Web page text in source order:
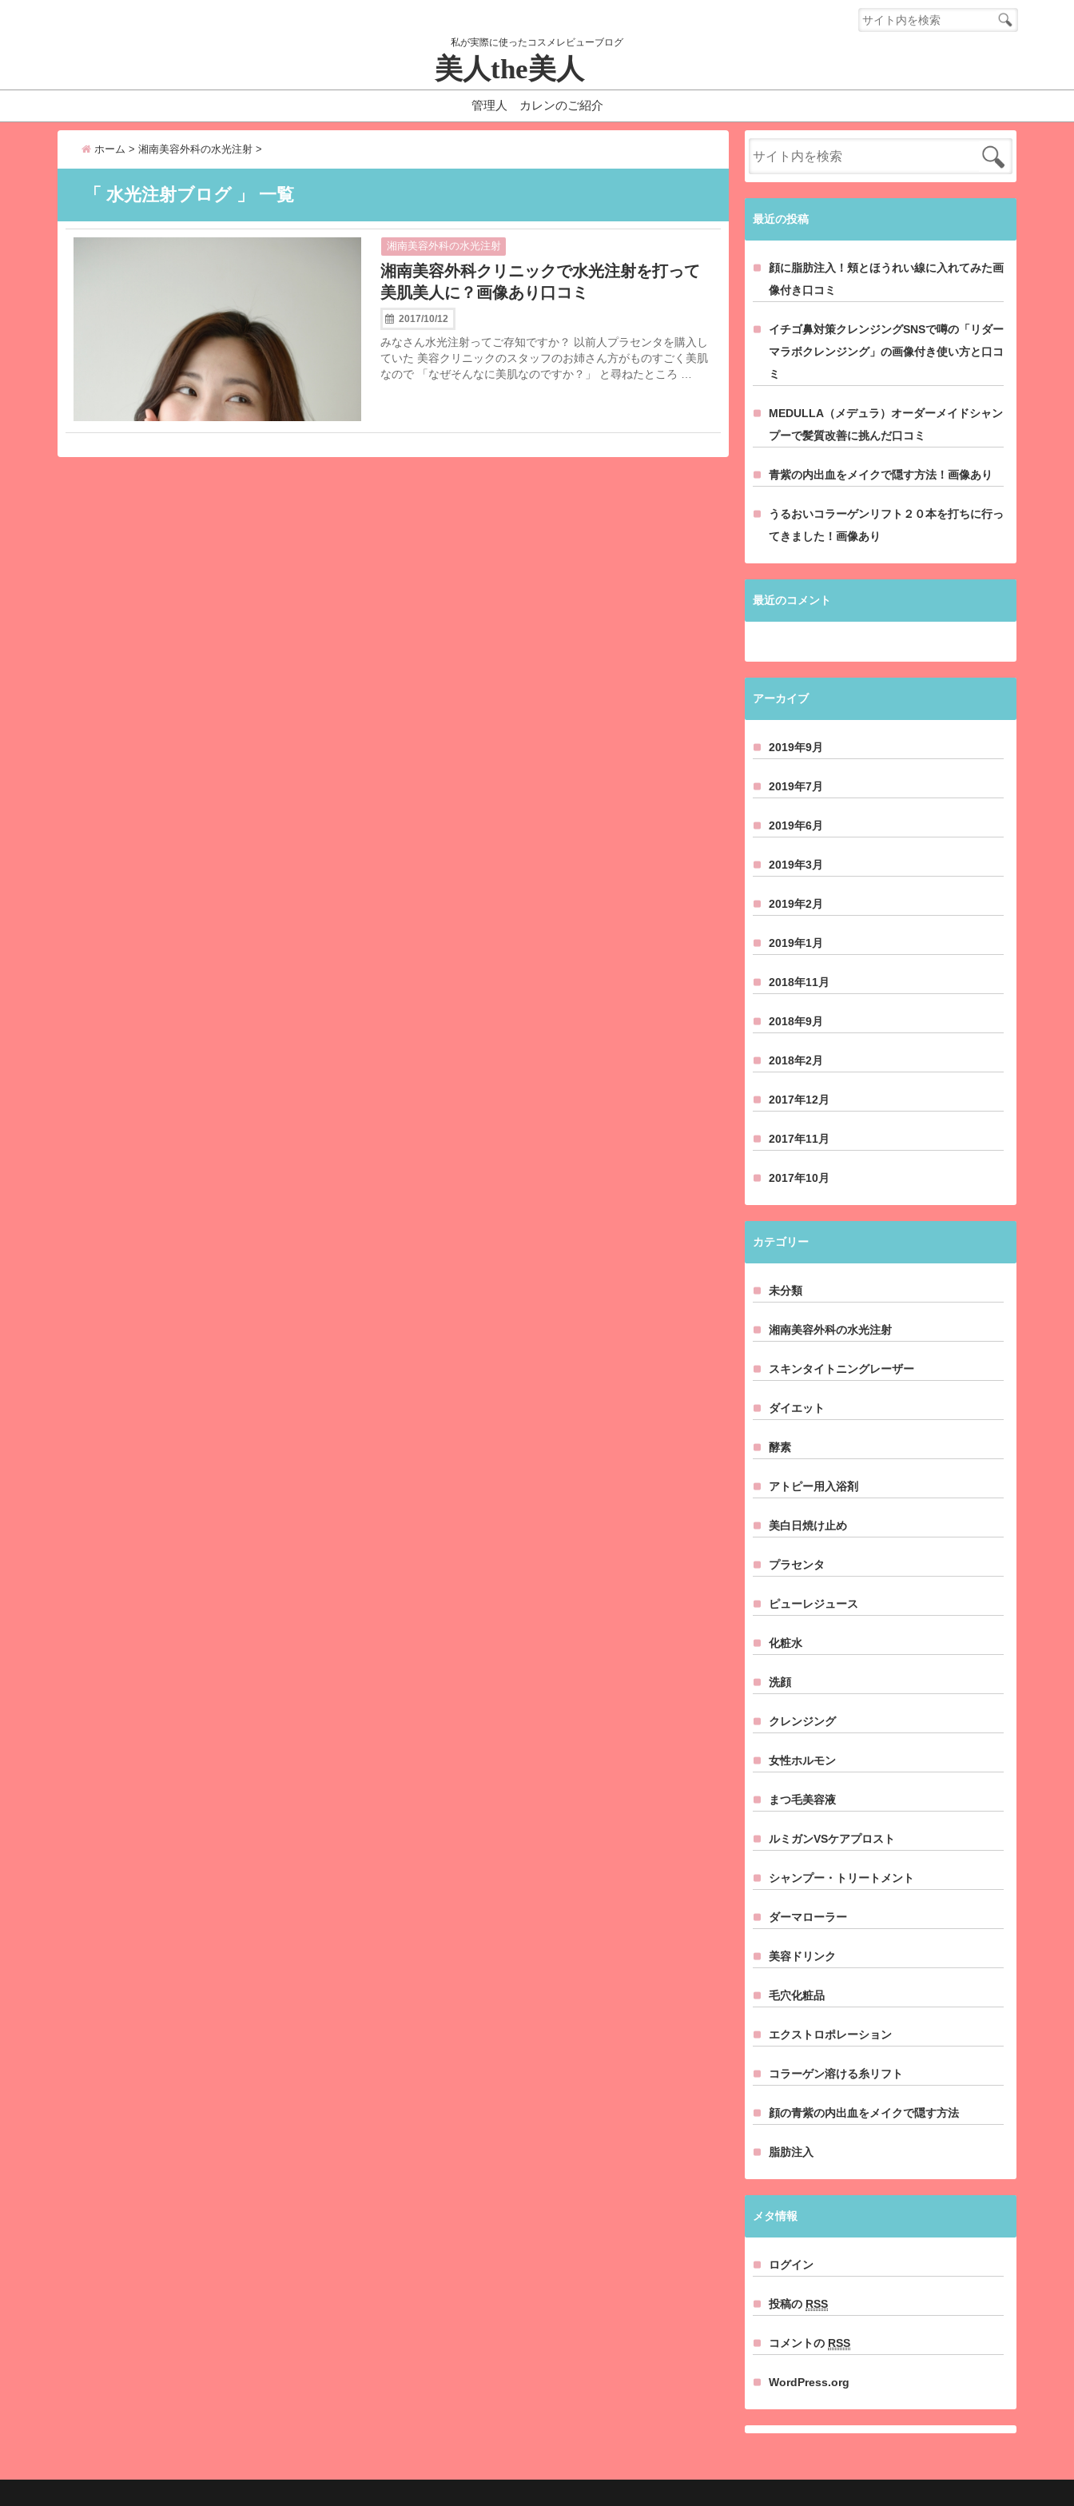
私が実際に使ったコスメレビューブログ
美人the美人
管理人 カレンのご紹介
ホーム > 湘南美容外科の水光注射 >
「 水光注射ブログ 」 一覧
湘南美容外科の水光注射
湘南美容外科クリニックで水光注射を打って
美肌美人に？画像あり口コミ
2017/10/12
みなさん水光注射ってご存知ですか？ 以前人プラセンタを購入し
ていた 美容クリニックのスタッフのお姉さん方がものすごく美肌
なので 「なぜそんなに美肌なのですか？」 と尋ねたところ …
最近の投稿
顔に脂肪注入！頬とほうれい線に入れてみた画
像付き口コミ
イチゴ鼻対策クレンジングSNSで噂の「リダー
マラボクレンジング」の画像付き使い方と口コ
ミ
MEDULLA（メデュラ）オーダーメイドシャン
プーで髪質改善に挑んだ口コミ
青紫の内出血をメイクで隠す方法！画像あり
うるおいコラーゲンリフト２０本を打ちに行っ
てきました！画像あり
最近のコメント
アーカイブ
2019年9月
2019年7月
2019年6月
2019年3月
2019年2月
2019年1月
2018年11月
2018年9月
2018年2月
2017年12月
2017年11月
2017年10月
カテゴリー
未分類
湘南美容外科の水光注射
スキンタイトニングレーザー
ダイエット
酵素
アトピー用入浴剤
美白日焼け止め
プラセンタ
ピューレジュース
化粧水
洗顔
クレンジング
女性ホルモン
まつ毛美容液
ルミガンVSケアプロスト
シャンプー・トリートメント
ダーマローラー
美容ドリンク
毛穴化粧品
エクストロポレーション
コラーゲン溶ける糸リフト
顔の青紫の内出血をメイクで隠す方法
脂肪注入
メタ情報
ログイン
投稿の RSS
コメントの RSS
WordPress.org